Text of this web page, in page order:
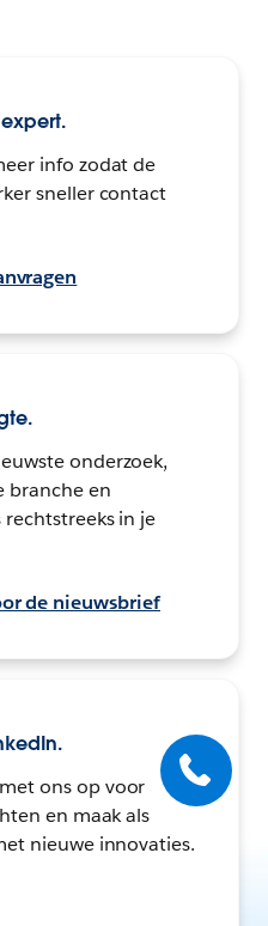
info zodat de
sneller contact
onderzoek,
branche en
in je
de nieuwsbrief
ons op voor
en maak als
nieuwe innovaties.